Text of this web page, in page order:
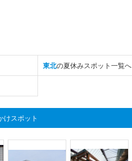
東北の夏休みスポット一覧へ
けスポット